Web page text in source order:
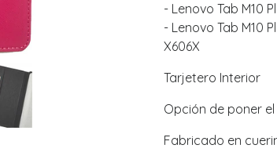
- Lenovo Tab M10
- Lenovo Tab M10
X606X
Tarjetero Interior
Opción de poner
Fabricado en